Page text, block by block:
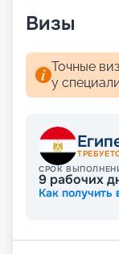
Визы
Точные
у
СРОК
9 рабочих
Как получить